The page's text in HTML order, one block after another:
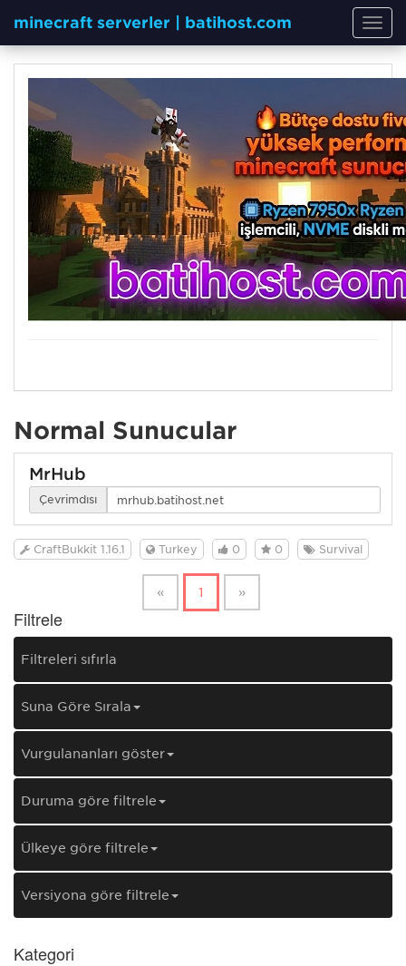
minecraft serverler | batihost.com
Normal Sunucular
MrHub
Çevrimdışı
CraftBukkit 1.16.1 Turkey 0 0 Survival
« 1 »
Filtrele
Filtreleri sıfırla
Şuna Göre Sırala
Vurgulananları göster
Duruma göre filtrele
Ülkeye göre filtrele
Versiyona göre filtrele
Kategori